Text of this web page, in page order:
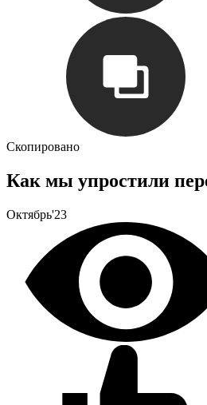
Скопировано
Как мы упростили
Октябрь'23